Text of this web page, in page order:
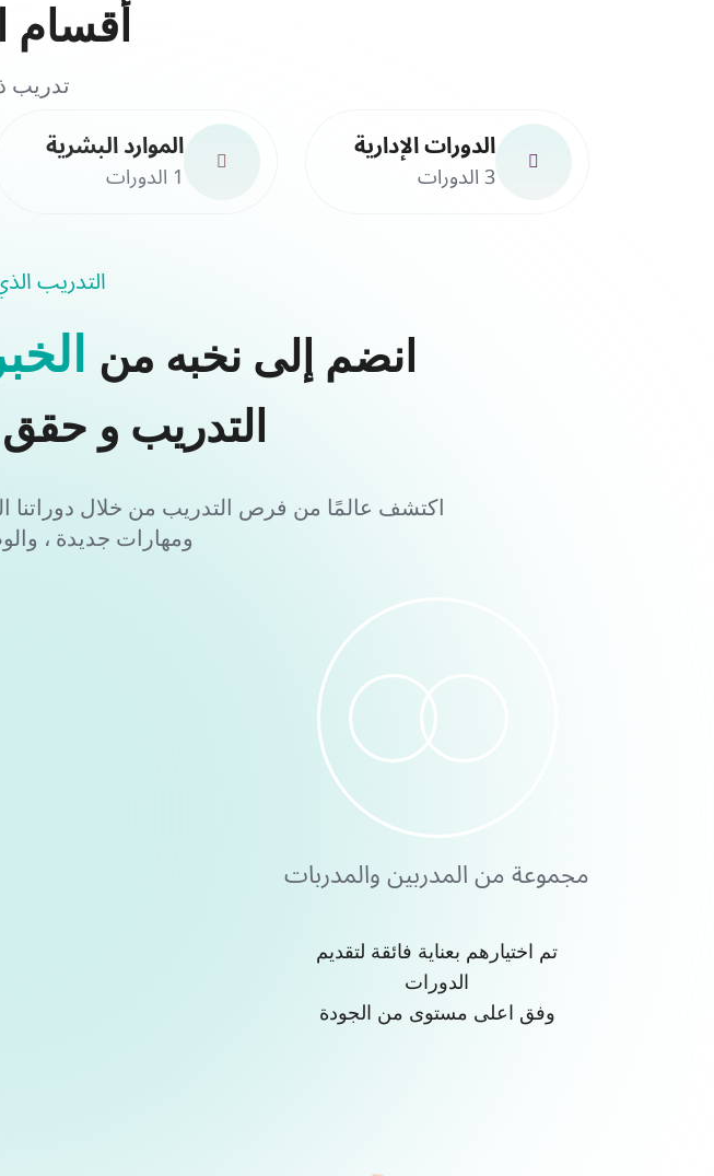
أقسام
تدريب
الدورات الإدارية
3 الدورات
الموارد البشرية
1 الدورات
التدريب
انضم إلى نخبه من
التدريب و حقق
اكتشف عالمًا من فرص التدريب من خلال دوراتنا
ومهارات جديدة ،
مجموعة من المدربين والمدربات
تم اختيارهم بعناية فائقة لتقديم
الدورات
وفق اعلى مستوى من الجودة